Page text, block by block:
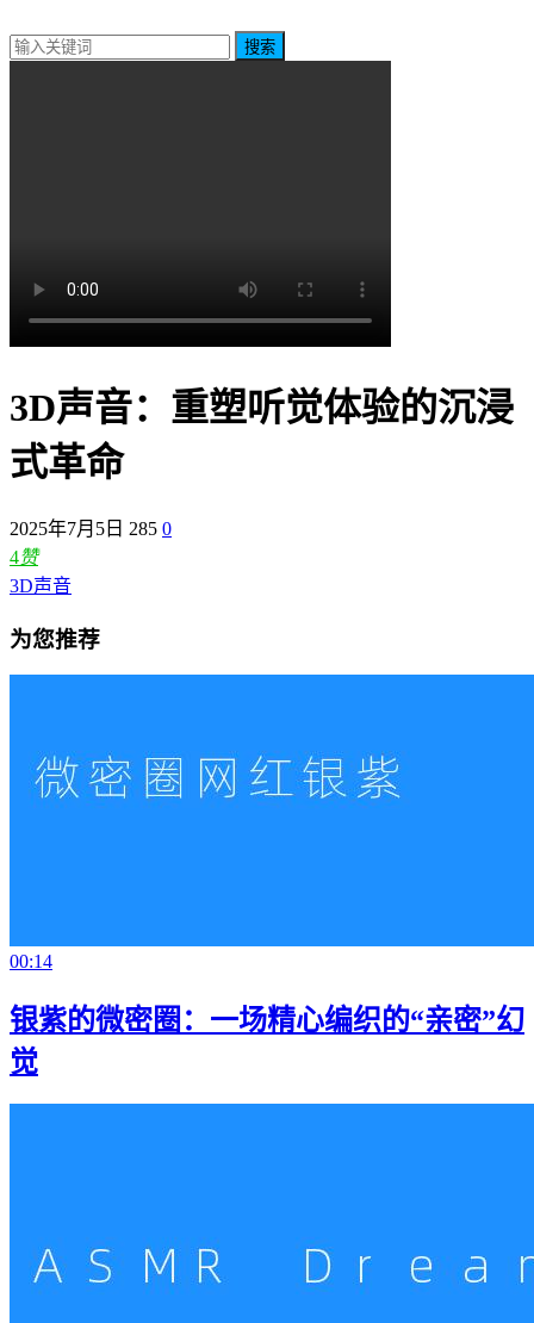
搜索
3D声音：重塑听觉体验的沉浸
式革命
2025年7月5日 285 0
4赞
3D声音
为您推荐
00:14
银紫的微密圈：一场精心编织的“亲密”幻
觉